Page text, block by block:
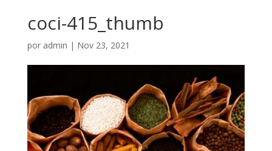
coci-415_thumb
por admin | Nov 23, 2021